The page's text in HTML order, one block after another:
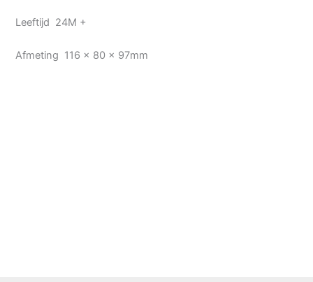
Leeftijd 24M +
Afmeting 116 x 80 x 97mm